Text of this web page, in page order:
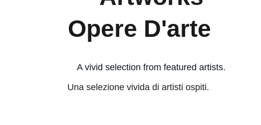
A vivid selection from featured artists.
Una selezione vivida di artisti ospiti.
Opere D'arte